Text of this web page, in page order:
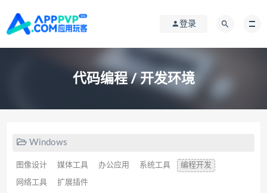
登录
代码编程 / 开发环境
Windows
图像设计 媒体工具 办公应用 系统工具 编程开发
网络工具 扩展插件